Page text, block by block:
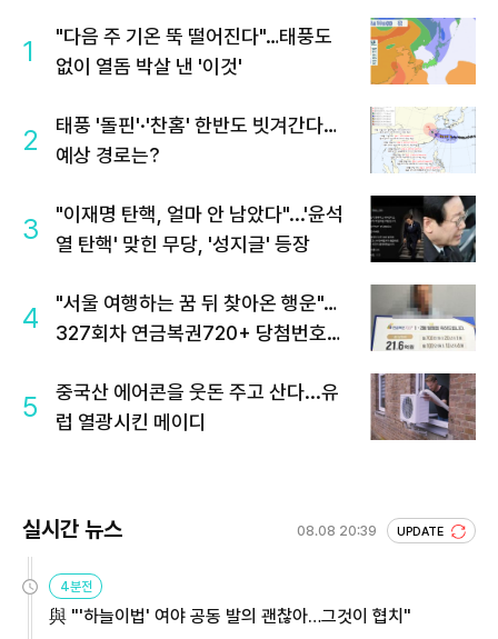
1
"다음 주 기온 뚝 떨어진다"…태풍도
없이 열돔 박살 낸 '이것'
2
태풍 '돌핀'·'찬홈' 한반도 빗겨간다…
예상 경로는?
3
"이재명 탄핵, 얼마 안 남았다"...'윤석
열 탄핵' 맞힌 무당, '성지글' 등장
4
"서울 여행하는 꿈 뒤 찾아온 행운"…
327회차 연금복권720+ 당첨번호조
5
중국산 에어콘을 웃돈 주고 산다...유
럽 열광시킨 메이디
실시간 뉴스 08.08 20:39 UPDATE
4분전
與 "'하늘이법' 여야 공동 발의 괜찮아…그것이 협치"